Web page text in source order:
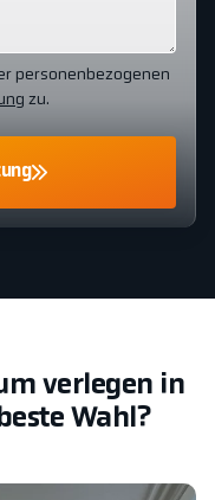
personenbezogenen
zu.
verlegen in
Wahl?